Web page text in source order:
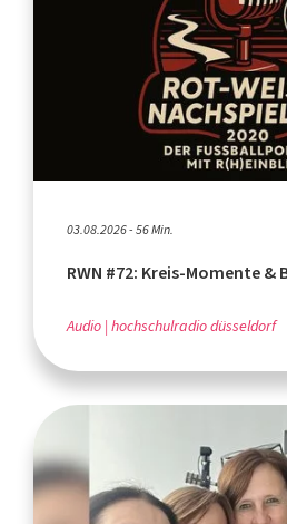
03.08.2026 - 56 Min.
RWN #72: Kreis-Momente &
Audio hochschulradio düsseldorf